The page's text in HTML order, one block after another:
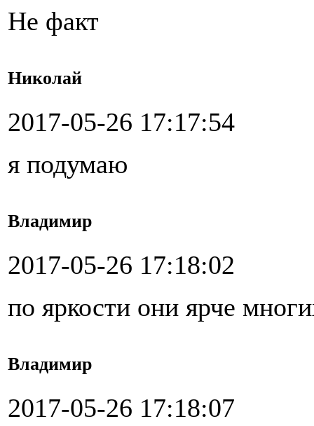
Не факт
Николай
2017-05-26 17:17:54
я подумаю
Владимир
2017-05-26 17:18:02
по яркости они ярче
Владимир
2017-05-26 17:18:07